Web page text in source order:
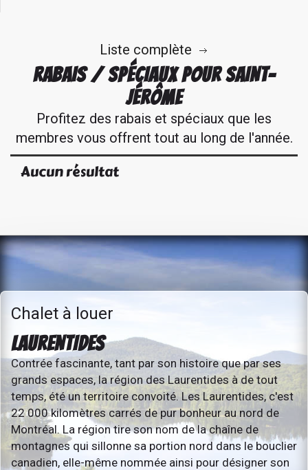
Liste complète
RABAIS / SPÉCIAUX POUR SAINT-
JÉRÔME
Profitez des rabais et spéciaux que les
membres vous offrent tout au long de l'année.
Aucun résultat
Chalet à louer
LAURENTIDES
Contrée fascinante, tant par son histoire que par ses
grands espaces, la région des Laurentides à de tout
temps, été un territoire convoité. Les Laurentides, c'est
22 000 kilomètres carrés de pur bonheur au nord de
Montréal. La région tire son nom de la chaîne de
montagnes qui sillonne sa portion nord dans le bouclier
canadien, elle-même nommée ainsi pour désigner son